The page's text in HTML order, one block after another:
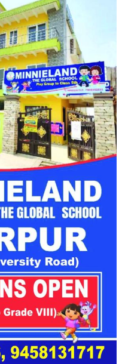
की ओर से इसके लिए ‘आलंबन
जा रही है। इस योजना का उद्देश्य
बच्चों को सुरक्षित माहौल के साथ-
है।
गांव’
के निदेशक आईएएस बंशीलाल
कई महिलाएं और बच्चे खुद को
करते हैं। यही वजह है कि
की कोशिश तक करने लगते हैं।
अब ऐसा इंफ्रास्ट्रक्चर तैयार
वाले लोगों को संस्थागत माहौल
जैसा माहौल
घर विकसित किए जाएंगे। यहां
योजना के मुताबिक, एक
एक किशोरी को शामिल किया
साथ रहने का अवसर मिलेगा।